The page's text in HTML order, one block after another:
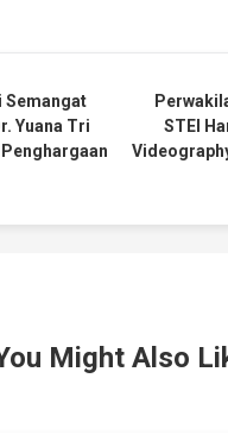
Semangat
Yuana Tri
STEI
Might Also